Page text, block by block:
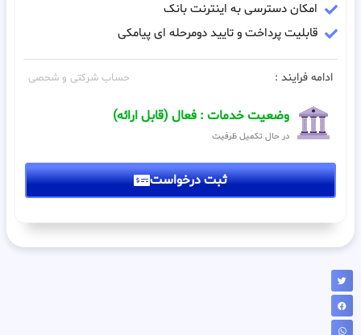
امکان دسترسی به اینترنت بانک
قابلیت پرداخت و تایید دومرحله ای پیامکی
ادامه فرایند : حساب شرکتی و شحصی
وضعیت خدمات : فعال (قابل ارائه)
در حال تکمیل ظرفیت
ثبت درخواست